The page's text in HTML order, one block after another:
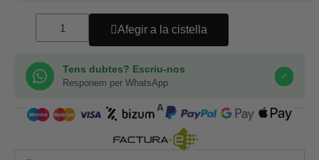
Afegir a la cistella
Tens dubtes? Escriu-nos
Responem per WhatsApp
✓
COMPRA SEGURA